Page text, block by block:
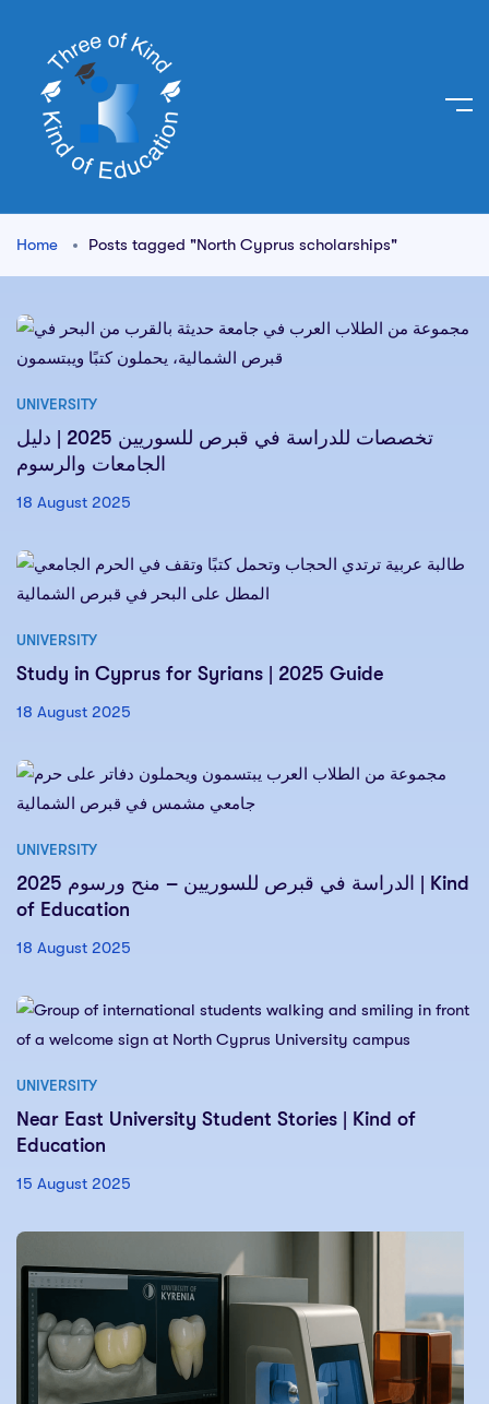
Home Posts tagged "North Cyprus scholarships"
UNIVERSITY
تخصصات للدراسة في قبرص للسوريين 2025 | دليل
الجامعات والرسوم
18 August 2025
UNIVERSITY
Study in Cyprus for Syrians | 2025 Guide
18 August 2025
UNIVERSITY
الدراسة في قبرص للسوريين – منح ورسوم 2025 | Kind
of Education
18 August 2025
UNIVERSITY
Near East University Student Stories | Kind of
Education
15 August 2025